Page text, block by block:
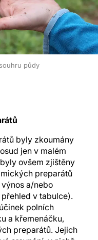
půdy
byly zkoumány
jen v malém
ovšem zjištěny
preparátů
a/nebo
v tabulce).
polních
a křemenáčku,
preparátů. Jejich